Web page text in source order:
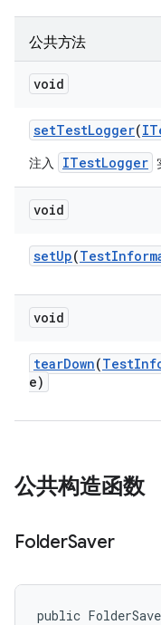
公共方法
void
setTestLogger(
注入 ITestLogger
void
setUp(Test
void
tearDown(Test
e)
公共构造函数
FolderSaver
public